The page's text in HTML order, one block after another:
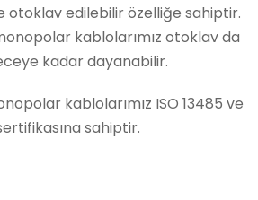
otoklav edilebilir özelliğe sahiptir.
kablolarımız otoklav da
kadar dayanabilir.
kablolarımız ISO 13485 ve
sahiptir.